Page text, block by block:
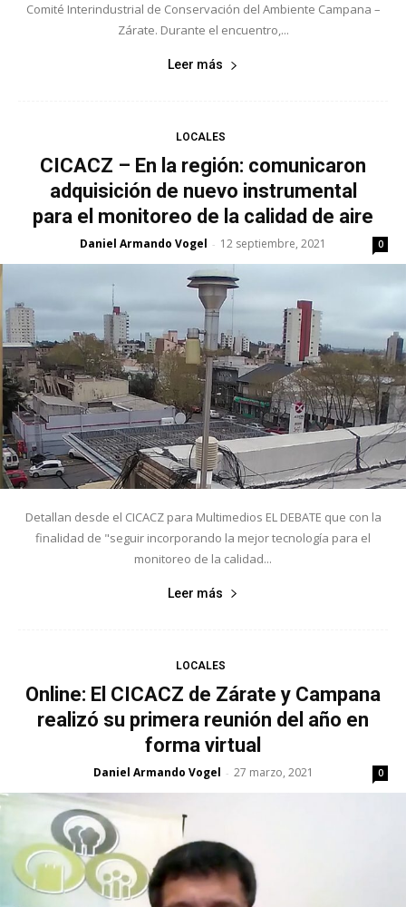
Comité Interindustrial de Conservación del Ambiente Campana –
Zárate. Durante el encuentro,...
Leer más
LOCALES
CICACZ – En la región: comunicaron
adquisición de nuevo instrumental
para el monitoreo de la calidad de aire
Daniel Armando Vogel - 12 septiembre, 2021 0
Detallan desde el CICACZ para Multimedios EL DEBATE que con la
finalidad de "seguir incorporando la mejor tecnología para el
monitoreo de la calidad...
Leer más
LOCALES
Online: El CICACZ de Zárate y Campana
realizó su primera reunión del año en
forma virtual
Daniel Armando Vogel - 27 marzo, 2021 0